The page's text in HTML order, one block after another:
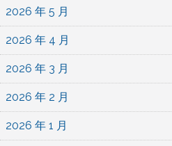
2026 年 5 月
2026 年 4 月
2026 年 3 月
2026 年 2 月
2026 年 1 月